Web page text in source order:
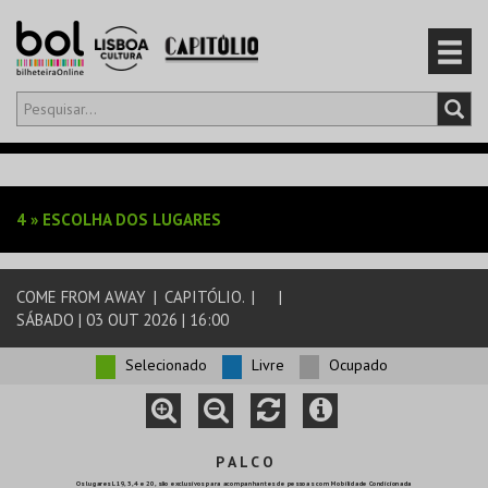
Olá,iniciar sessão
EVENTOS
CARTÕES
4 » ESCOLHA DOS LUGARES
COME FROM AWAY | CAPITÓLIO. |
|
SÁBADO | 03 OUT 2026 | 16:00
Selecionado Livre Ocupado
P A L C O
Os lugares L19, 3, 4 e 20, são exclusivos para acompanhantes de pessoas com Mobilidade Condicionada